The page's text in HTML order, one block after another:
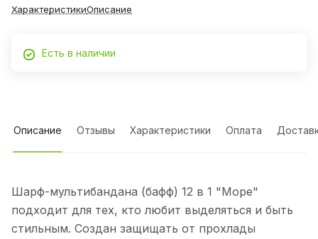
ХарактеристикиОписание
Есть в наличии
Описание Отзывы Характеристики Оплата
Шарф-мультибандана (бафф) 12 в 1 "Море"
подходит для тех, кто любит выделяться и быть
стильным. Создан защищать от прохлады